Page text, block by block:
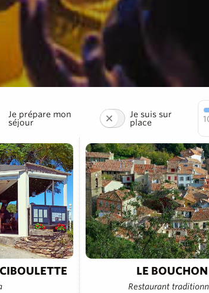
Je prépare mon
séjour
Je suis sur
place
LE BOUCHON
Restaurant